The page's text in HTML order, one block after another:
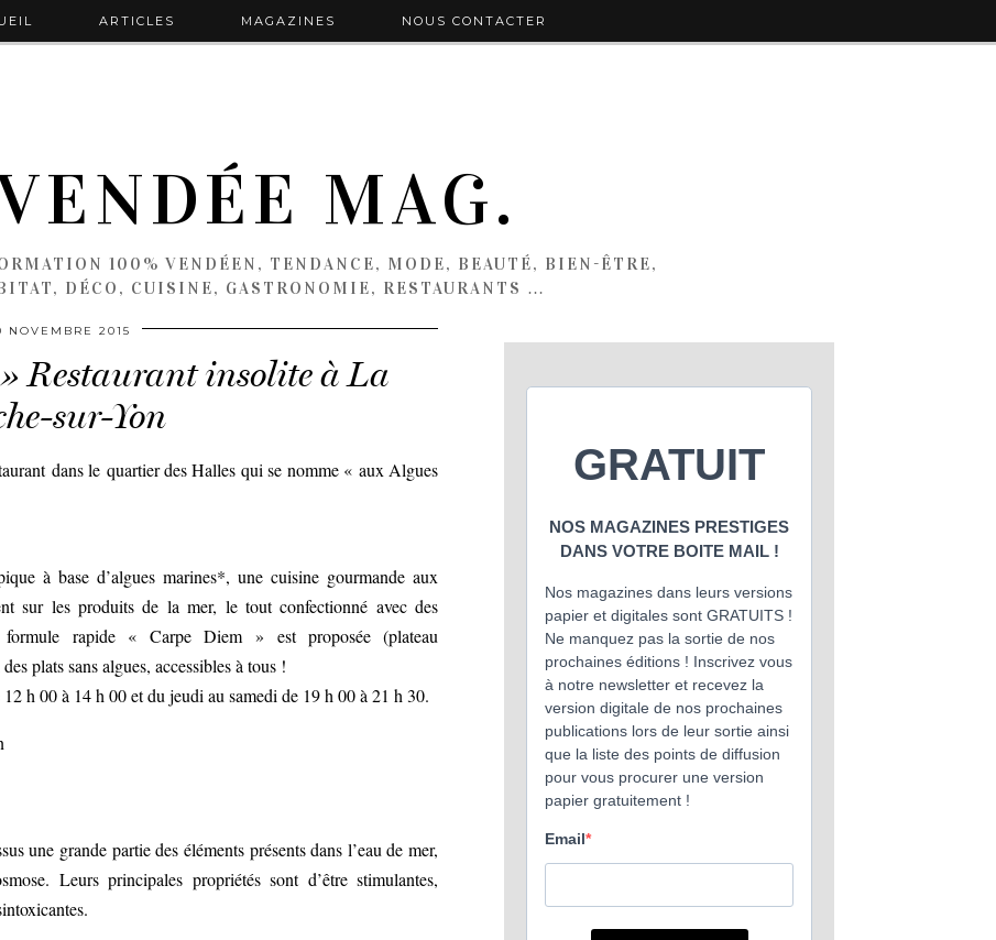
MAG.
100% VENDÉEN, TENDANCE, MODE, BEAUTÉ, BIEN-ÊTRE,
DÉCO, CUISINE, GASTRONOMIE, RESTAURANTS …
ARTICLES MAGAZINES NOUS CONTACTER
NOVEMBRE 2015
Restaurant insolite à La
sur-Yon
dans le quartier des Halles qui se nomme « aux Algues
à base d’algues marines*, une cuisine gourmande aux
sur les produits de la mer, le tout confectionné avec des
rapide « Carpe Diem » est proposée (plateau
plats sans algues, accessibles à tous !
h 00 à 14 h 00 et du jeudi au samedi de 19 h 00 à 21 h 30.
une grande partie des éléments présents dans l’eau de mer,
Leurs principales propriétés sont d’être stimulantes,